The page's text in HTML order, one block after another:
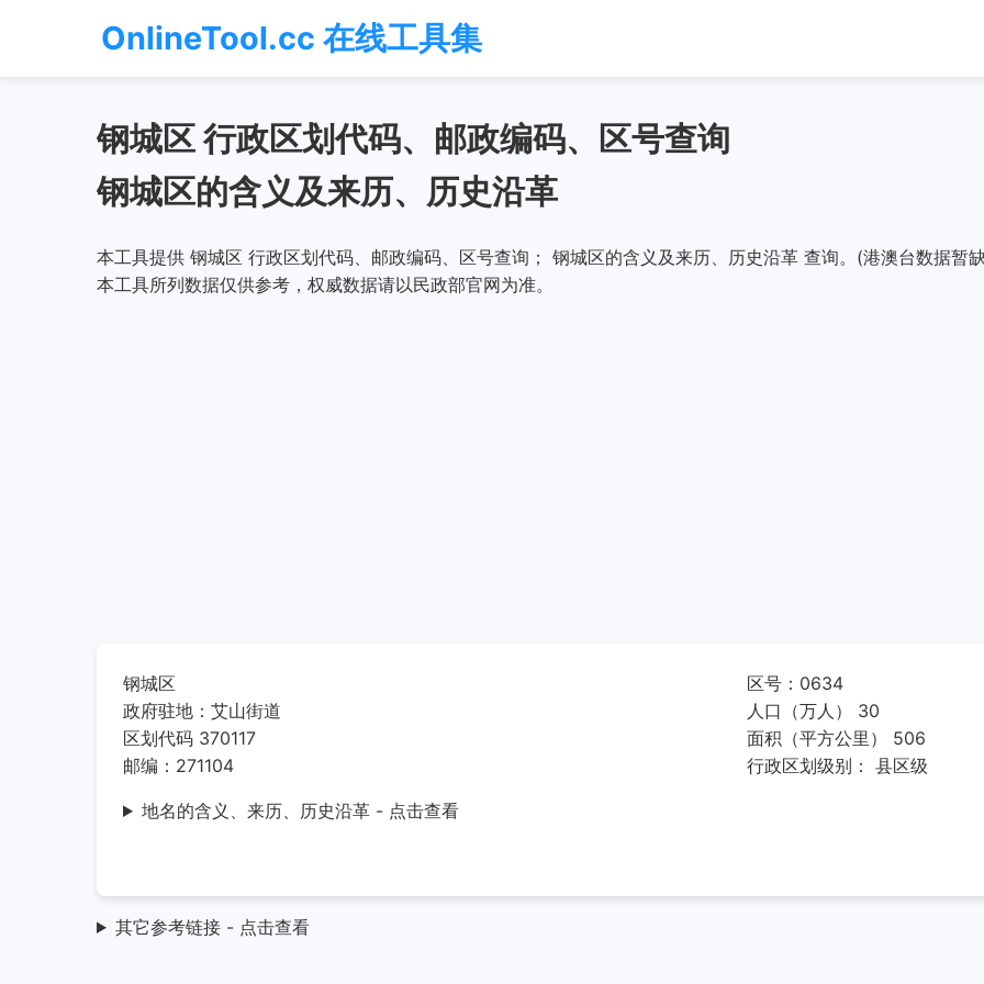
OnlineTool.cc 在线工具集
钢城区 行政区划代码、邮政编码、区号查询
钢城区的含义及来历、历史沿革
本工具提供 钢城区 行政区划代码、邮政编码、区号查询； 钢城区的含义及来历、历史沿革 查询。(港澳台数据暂
本工具所列数据仅供参考，权威数据请以民政部官网为准。
钢城区
政府驻地：艾山街道
区划代码 370117
邮编：271104
区号：0634
人口（万人） 30
面积（平方公里） 506
行政区划级别： 县区级
地名的含义、来历、历史沿革 - 点击查看
其它参考链接 - 点击查看